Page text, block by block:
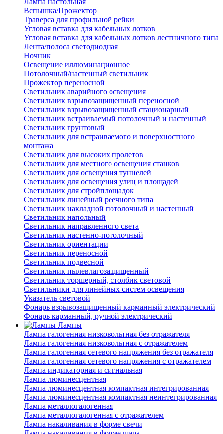
Лампа настольная
Вспышка/Прожектор
Траверса для профильной рейки
Угловая вставка для кабельных лотков
Угловая вставка для кабельных лотков лестничного типа
Лента/полоса светодиодная
Ночник
Освещение иллюминационное
Потолочный/настенный светильник
Прожектор переносной
Светильник аварийного освещения
Светильник взрывозащищенный переносной
Светильник взрывозащищенный стационарный
Светильник встраиваемый потолочный и настенный
Светильник грунтовый
Светильник для встраиваемого и поверхностного
монтажа
Светильник для высоких пролетов
Светильник для местного освещения станков
Светильник для освещения туннелей
Светильник для освещения улиц и площадей
Светильник для стройплощадок
Светильник линейный реечного типа
Светильник накладной потолочный и настенный
Светильник напольный
Светильник направленного света
Светильник настенно-потолочный
Светильник ориентации
Светильник переносной
Светильник подвесной
Светильник пылевлагозащищенный
Светильник торшерный, столбик световой
Светильники для линейных систем освещения
Указатель световой
Фонарь взрывозащищенный карманный электрический
Фонарь карманный, ручной электрический
Лампы
Лампа галогенная низковольтная без отражателя
Лампа галогенная низковольтная с отражателем
Лампа галогенная сетевого напряжения без отражателя
Лампа галогенная сетевого напряжения с отражателем
Лампа индикаторная и сигнальная
Лампа люминесцентная
Лампа люминесцентная компактная интегрированная
Лампа люминесцентная компактная неинтегрированная
Лампа металлогалогенная
Лампа металлогалогенная с отражателем
Лампа накаливания в форме свечи